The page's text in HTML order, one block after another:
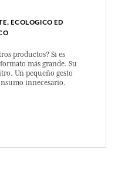
ECOLOGICO ED
productos? Si es
más grande. Su
Un pequeño gesto
innecesario.